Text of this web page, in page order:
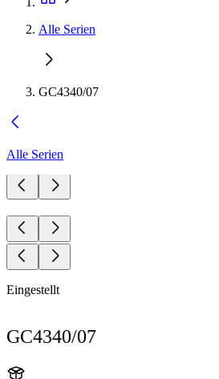
Alle Serien
GC4340/07
Alle Serien
Eingestellt
GC4340/07